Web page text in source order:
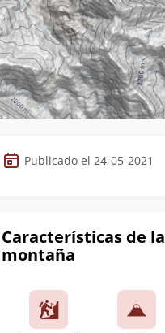
Datos
de
cumbre
Publicado el 24-05-2021
Características de la
montaña